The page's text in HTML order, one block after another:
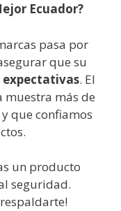
Ecuador?
pasa por
que su
. El
muestra más de
que confiamos
un producto
seguridad.